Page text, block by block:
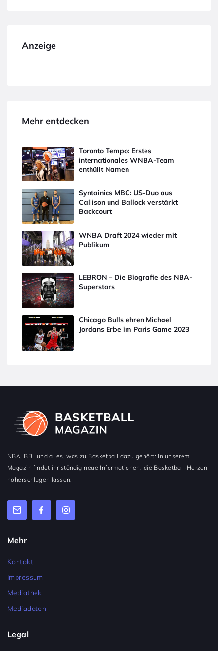
Anzeige
Mehr entdecken
Toronto Tempo: Erstes
internationales WNBA-Team
enthüllt Namen
Syntainics MBC: US-Duo aus
Callison und Ballock verstärkt
Backcourt
WNBA Draft 2024 wieder mit
Publikum
LEBRON – Die Biografie des NBA-
Superstars
Chicago Bulls ehren Michael
Jordans Erbe im Paris Game 2023
NBA, BBL und alles, was zu Basketball dazu gehört: In unserem
Magazin findet ihr ständig neue Informationen, die Basketball-Herzen
höherschlagen lassen.
Mehr
Kontakt
Impressum
Mediathek
Mediadaten
Legal